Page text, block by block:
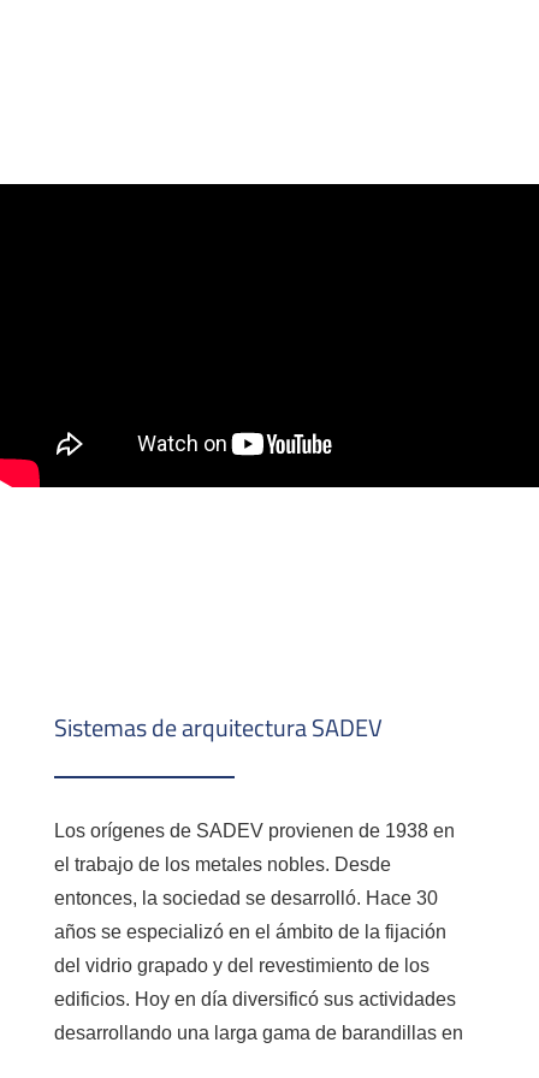
Sistemas de arquitectura SADEV
Los orígenes de SADEV provienen de 1938 en
el trabajo de los metales nobles. Desde
entonces, la sociedad se desarrolló. Hace 30
años se especializó en el ámbito de la fijación
del vidrio grapado y del revestimiento de los
edificios. Hoy en día diversificó sus actividades
desarrollando una larga gama de barandillas en